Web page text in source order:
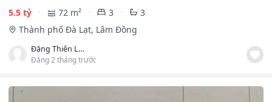
5.5 tỷ
72 m² 3
3
Thành phố Đà Lạt, Lâm Đồng
Đặng Thiên Lâm
Đăng 2 tháng trước